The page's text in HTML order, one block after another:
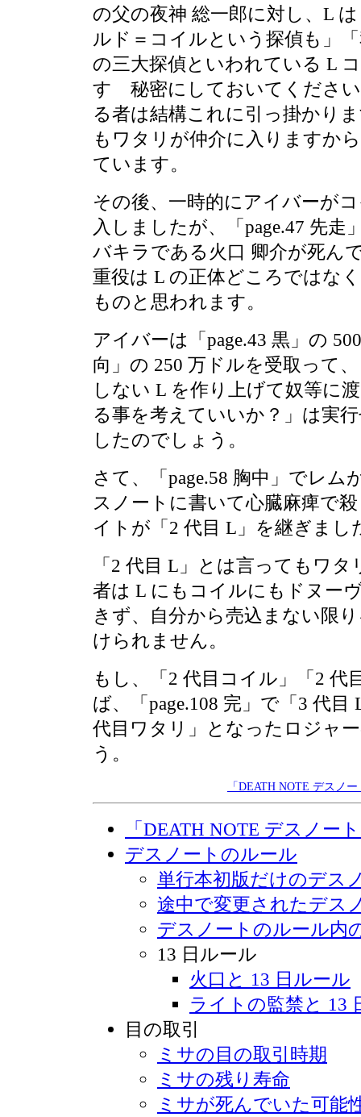
の父の夜神 総一郎に対し、L
ルド＝コイルという探偵も」
の三大探偵といわれている L
す 秘密にしておいてくださ
る者は結構これに引っ掛かり
もワタリが仲介に入りますか
ています。
その後、一時的にアイバーが
入しましたが、「page.47 先
バキラである火口 卿介が死ん
重役は L の正体どころではな
ものと思われます。
アイバーは「page.43 黒」の
向」の 250 万ドルを受取って
しない L を作り上げて奴等に
る事を考えていいか？」は実
したのでしょう。
さて、「page.58 胸中」でレ
スノートに書いて心臓麻痺で
イトが「2 代目 L」を継ぎまし
「2 代目 L」とは言ってもワ
者は L にもコイルにもドヌー
きず、自分から売込まない限
けられません。
もし、「2 代目コイル」「2 代
ば、「page.108 完」で「3 代
代目ワタリ」となったロジャ
う。
「DEATH NOTE デスノ
「DEATH NOTE デスノー
デスノートのルール
単行本初版だけのデス
途中で変更されたデス
デスノートのルール内
13 日ルール
火口と 13 日ルール
ライトの監禁と 13
目の取引
ミサの目の取引時期
ミサの残り寿命
ミサが死んでいた可能